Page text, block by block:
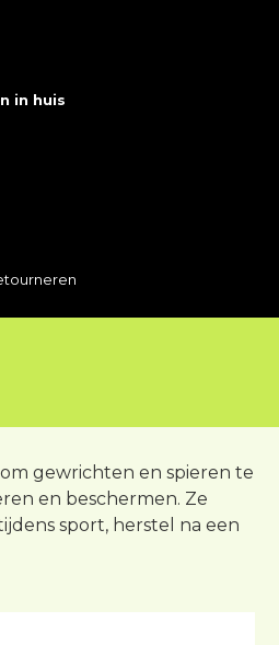
in huis
gewrichten en spieren te
en beschermen. Ze
sport, herstel na een
ter preventie van klachten.